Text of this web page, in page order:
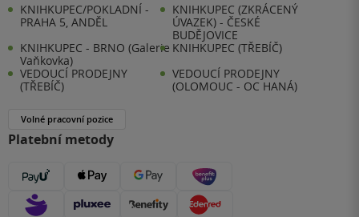
KNIHKUPEC/POKLADNÍ -
PRAHA 5, ANDĚL
KNIHKUPEC (ZKRÁCENÝ
ÚVAZEK) - ČESKÉ
BUDĚJOVICE
KNIHKUPEC - BRNO (Galerie
Vaňkovka)
KNIHKUPEC (TŘEBÍČ)
VEDOUCÍ PRODEJNY
(TŘEBÍČ)
VEDOUCÍ PRODEJNY
(OLOMOUC - OC HANÁ)
Volné pracovní pozice
Platební metody